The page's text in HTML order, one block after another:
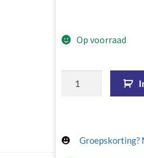
Op voorraad
Groepskorting?